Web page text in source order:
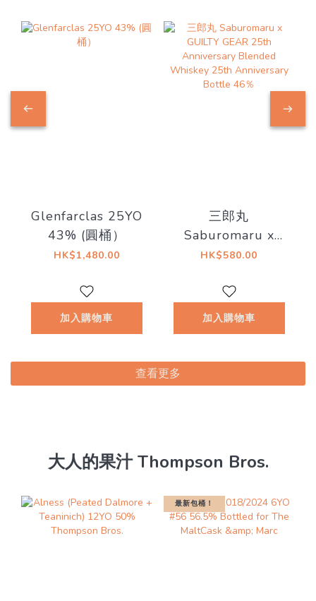
Glenfarclas 25YO
43% (圓桶）
HK$1,480.00
加入購物車
三郎丸
Saburomaru x
GUILTY GEAR
Blended Whiskey
25th Anniversary
Bottle 46％
HK$580.00
加入購物車
查看更多
大人的果汁 Thompson Bros.
最新包桶！